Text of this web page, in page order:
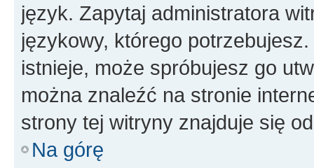
język. Zapytaj administratora
językowy, którego
istnieje, może spróbujesz go
można znaleźć na stronie
strony tej witryny znajduje się
Na górę